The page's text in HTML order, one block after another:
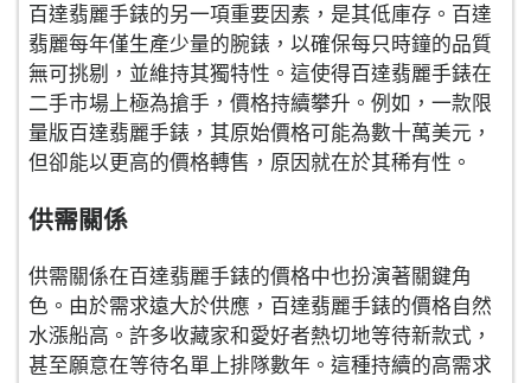
百達翡麗手錶的另一項重要因素，是其低庫存。百達
翡麗每年僅生產少量的腕錶，以確保每只時鐘的品質
無可挑剔，並維持其獨特性。這使得百達翡麗手錶在
二手市場上極為搶手，價格持續攀升。例如，一款限
量版百達翡麗手錶，其原始價格可能為數十萬美元，
但卻能以更高的價格轉售，原因就在於其稀有性。
供需關係
供需關係在百達翡麗手錶的價格中也扮演著關鍵角
色。由於需求遠大於供應，百達翡麗手錶的價格自然
水漲船高。許多收藏家和愛好者熱切地等待新款式，
甚至願意在等待名單上排隊數年。這種持續的高需求